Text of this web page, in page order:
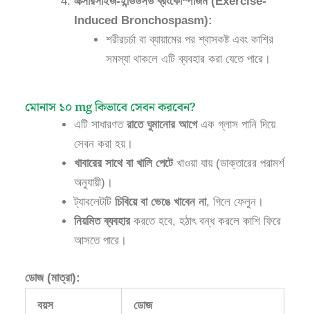
Induced Bronchospasm):
শরীরচর্চা বা ব্যায়ামের পর শ্বাসকষ্ট এবং কাশির
সমস্যা থাকলে এটি ব্যবহার করা যেতে পারে।
মোনাস ১০ mg কিভাবে সেবন করবেন?
এটি সাধারণতরাতে ঘুমানোর আগেএক গ্লাস পানি দিয়ে
সেবন করা হয়।
খাবারের সাথে বা খালি পেটেখাওয়া যায় (ডাক্তারের পরামর্শ
অনুযায়ী)।
ট্যাবলেটটিচিবিয়ে বা ভেঙে খাবেন না, গিলে ফেলুন।
নিয়মিত ব্যবহারকরতে হবে, হঠাৎ বন্ধ করলে কাশি ফিরে
আসতে পারে।
ডোজ (মাত্রা):
বয়স ডোজ